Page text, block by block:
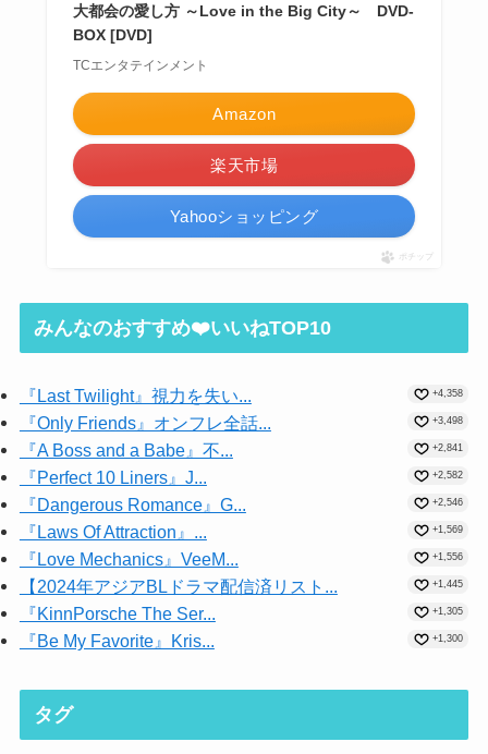
大都会の愛し方 ～Love in the Big City～ DVD-
BOX [DVD]
TCエンタテインメント
Amazon
楽天市場
Yahooショッピング
ポチップ
みんなのおすすめ❤️いいねTOP10
『Last Twilight』視力を失い... +4,358
『Only Friends』オンフレ全話... +3,498
『A Boss and a Babe』不... +2,841
『Perfect 10 Liners』J... +2,582
『Dangerous Romance』G... +2,546
『Laws Of Attraction』... +1,569
『Love Mechanics』VeeM... +1,556
【2024年アジアBLドラマ配信済リスト... +1,445
『KinnPorsche The Ser... +1,305
『Be My Favorite』Kris... +1,300
タグ